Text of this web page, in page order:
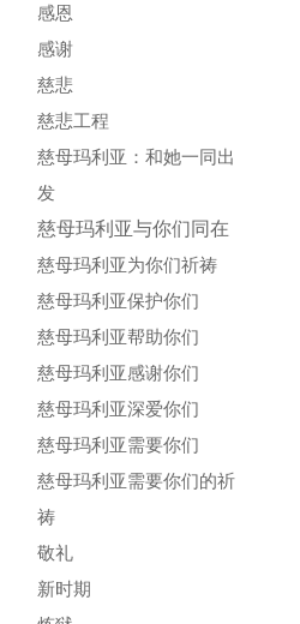
感恩
感谢
慈悲
慈悲工程
慈母玛利亚：和她一同出
发
慈母玛利亚与你们同在
慈母玛利亚为你们祈祷
慈母玛利亚保护你们
慈母玛利亚帮助你们
慈母玛利亚感谢你们
慈母玛利亚深爱你们
慈母玛利亚需要你们
慈母玛利亚需要你们的祈
祷
敬礼
新时期